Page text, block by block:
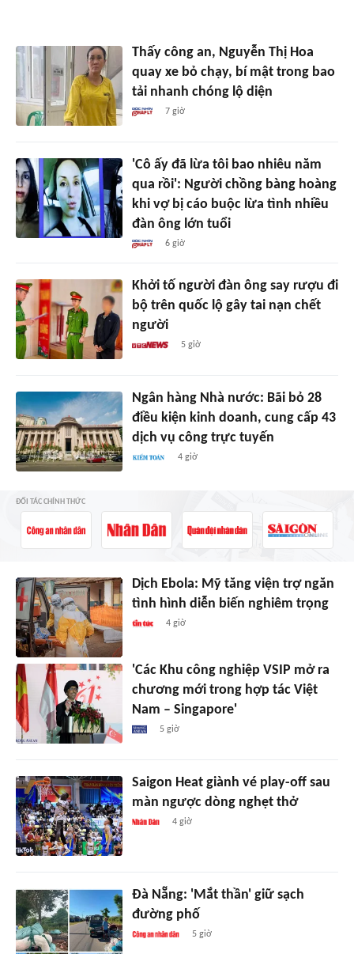
Thấy công an, Nguyễn Thị Hoa
quay xe bỏ chạy, bí mật trong bao
tải nhanh chóng lộ diện
7 giờ
'Cô ấy đã lừa tôi bao nhiêu năm
qua rồi': Người chồng bàng hoàng
khi vợ bị cáo buộc lừa tình nhiều
đàn ông lớn tuổi
6 giờ
Khởi tố người đàn ông say rượu đi
bộ trên quốc lộ gây tai nạn chết
người
5 giờ
Ngân hàng Nhà nước: Bãi bỏ 28
điều kiện kinh doanh, cung cấp 43
dịch vụ công trực tuyến
4 giờ
ĐỐI TÁC CHÍNH THỨC
Dịch Ebola: Mỹ tăng viện trợ ngăn
tình hình diễn biến nghiêm trọng
4 giờ
'Các Khu công nghiệp VSIP mở ra
chương mới trong hợp tác Việt
Nam – Singapore'
5 giờ
Saigon Heat giành vé play-off sau
màn ngược dòng nghẹt thở
4 giờ
Đà Nẵng: 'Mắt thần' giữ sạch
đường phố
5 giờ